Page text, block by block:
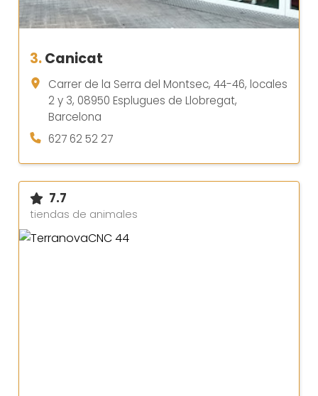
3.Canicat
Carrer de la Serra del Montsec, 44-46, locales
2 y 3, 08950 Esplugues de Llobregat,
Barcelona
627 62 52 27
7.7
tiendas de animales